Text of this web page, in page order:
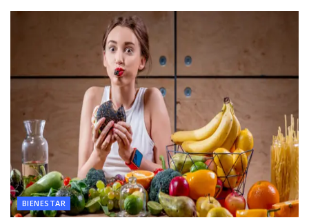
BIENESTAR